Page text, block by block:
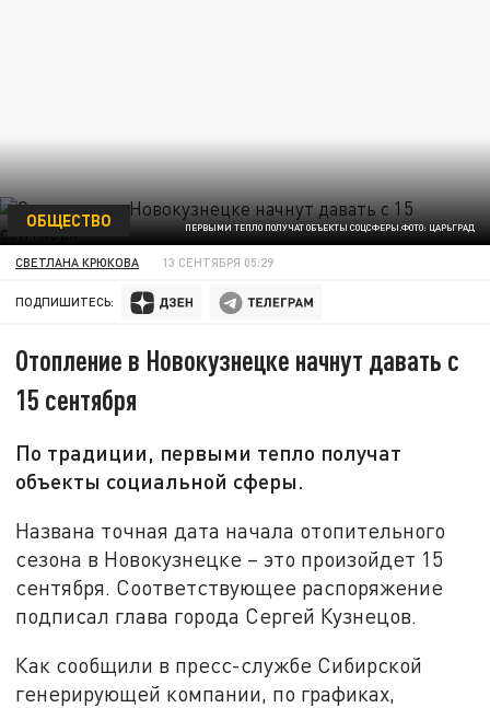
ПЕРВЫМИ ТЕПЛО ПОЛУЧАТ ОБЪЕКТЫ СОЦСФЕРЫ.ФОТО: ЦАРЬГРАД
ОБЩЕСТВО
СВЕТЛАНА КРЮКОВА 13 СЕНТЯБРЯ 05:29
ПОДПИШИТЕСЬ:
Отопление в Новокузнецке начнут давать с
15 сентября
По традиции, первыми тепло получат
объекты социальной сферы.
Названа точная дата начала отопительного
сезона в Новокузнецке – это произойдет 15
сентября. Соответствующее распоряжение
подписал глава города Сергей Кузнецов.
Как сообщили в пресс-службе Сибирской
генерирующей компании, по графиках,